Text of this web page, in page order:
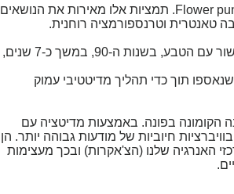
מטפלת בשיטת הילינג עם תמציות פרחי-הבודהה הנקראת Flower puncture. תמציות אלו מאירות את הנושאים
טאנטרית וטרנספורמציה רוחנית.
את 33 תמציות פרחי-הבודהה - פרחי התודעה, יצרתי תוך כדי תקשור עם הטבע, בשנות ה-90, במשך כ-7 שנים,
תוך כדי תהליך מדיטטיבי עמוק
הקומונה בפונה. באמצעות מדיטציה עם
חיוביות של מודעות גבוהה יותר. הן
האנרגיה שלנו (הצ'אקרות) ובכך מעצימות